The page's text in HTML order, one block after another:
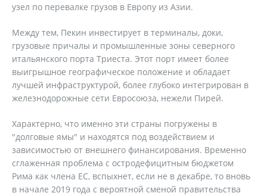
узел по перевалке грузов в Европу из Азии.
Между тем, Пекин инвестирует в терминалы, доки,
грузовые причалы и промышленные зоны северного
итальянского порта Триеста. Этот порт имеет более
выигрышное географическое положение и обладает
лучшей инфраструктурой, более глубоко интегрирован в
железнодорожные сети Евросоюза, нежели Пирей.
Характерно, что именно эти страны погружены в
"долговые ямы" и находятся под воздействием и
зависимостью от внешнего финансирования. Временно
сглаженная проблема с остродефицитным бюджетом
Рима как члена ЕС, вспыхнет, если не в декабре, то вновь
в начале 2019 года с вероятной сменой правительства